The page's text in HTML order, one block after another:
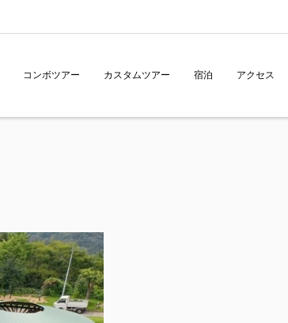
コンボツアー カスタムツアー 宿泊 アクセス